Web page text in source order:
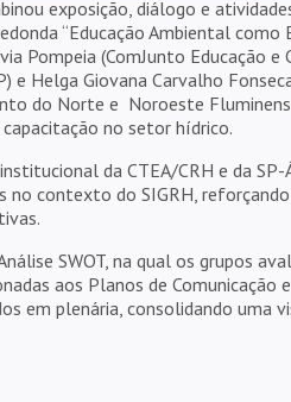
exposição, diálogo e
“Educação Ambiental como
Pompeia (ComJunto Educação e
e Helga Giovana Carvalho
do Norte e Noroeste
no setor hídrico.
da CTEA/CRH e da SP-
no contexto do SIGRH,
SWOT, na qual os grupos
aos Planos de Comunicação
em plenária, consolidando uma